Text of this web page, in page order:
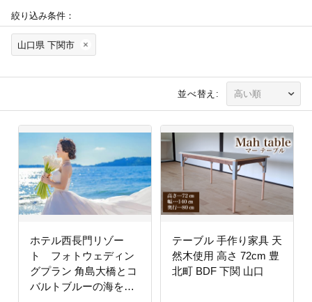
絞り込み条件：
山口県 下関市
並べ替え:
ホテル西長門リゾー
ト フォトウェディン
グプラン 角島大橋とコ
バルトブルーの海を背
テーブル 手作り家具 天
然木使用 高さ 72cm 豊
北町 BDF 下関 山口